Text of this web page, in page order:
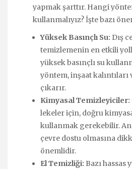
yapmak şarttır. Hangi
kullanmalıyız? İşte bazı
Yüksek Basınçlı Su: Dış
temizlemenin en etkili
yüksek basınçlı su
yöntem, inşaat
çıkarır.
Kimyasal Temizleyiciler:
lekeler için, doğru
kullanmak gerekebilir.
çevre dostu olmasına
önemlidir.
El Temizliği: Bazı hassas